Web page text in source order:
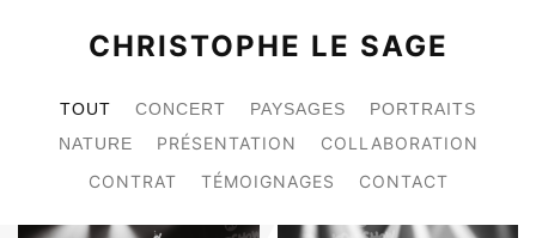
CHRISTOPHE LE SAGE
TOUT CONCERT PAYSAGES
PORTRAITS
NATURE
PRÉSENTATION
COLLABORATION
CONTRAT
TÉMOIGNAGES CONTACT